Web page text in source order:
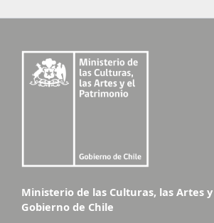
Ministerio de las Culturas, las Artes
Gobierno de Chile